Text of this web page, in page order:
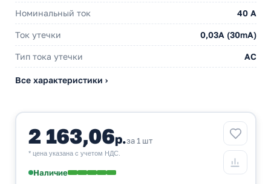
Номинальный ток 40 A
Ток утечки 0,03A (30mA)
Тип тока утечки AC
Все характеристики ›
2 163,06р.за 1 шт
* цена указана с учетом НДС.
Наличие